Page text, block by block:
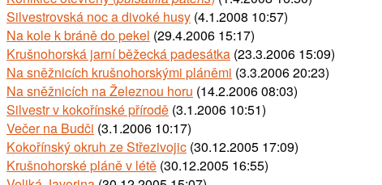
Silvestrovská noc a divoké husy (4.1.2008 10:57)
Na kole k bráně do pekel (29.4.2006 15:17)
Krušnohorská jarní běžecká padesátka (23.3.2006 15:09)
Na sněžnicích krušnohorskými pláněmi (3.3.2006 20:23)
Na sněžnicích na Železnou horu (14.2.2006 08:03)
Silvestr v kokořínské přírodě (3.1.2006 10:51)
Večer na Budči (3.1.2006 10:17)
Kokořínský okruh ze Střezivojic (30.12.2005 17:09)
Krušnohorské pláně v létě (30.12.2005 16:55)